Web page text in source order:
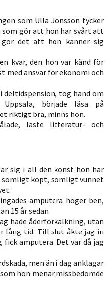
som Ulla Jonsson tycker
som gör att hon har svårt att
det att hon känner sig
kvar, den hon var känd för
med ansvar för ekonomi och
deltidspension, tog hand om
började läsa på
riktigt bra, minns hon.
läste litteratur- och
sig i all den konst hon har
somligt köpt, somligt vunnet
amputera höger ben,
15 år sedan
hade åderförkalkning, utan
lång tid. Till slut åkte jag in
amputera. Det var då jag
men än i dag anklagar
hon menar missbedömde
Genom att dela
med dig av dina
beteende när du
surfar ökar du
personligt
anpassat innehåll
och erbjudanden.